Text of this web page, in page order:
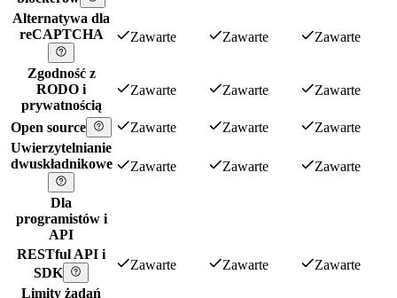
Alternatywa dla
reCAPTCHA
Zawarte Zawarte Zawarte
Zgodność z
RODO i
prywatnością
Zawarte Zawarte Zawarte
Open source Zawarte Zawarte
Zawarte
Uwierzytelnianie
dwuskładnikowe
Zawarte Zawarte Zawarte
Dla
programistów i
API
RESTful API i
SDK
Zawarte Zawarte
Zawarte
Limity żądań